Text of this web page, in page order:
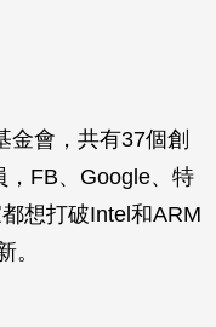
金會，共有37個創
，FB、Google、特
想打破Intel和ARM
。